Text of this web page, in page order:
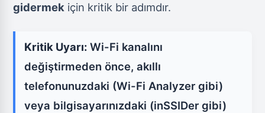
gidermek için kritik bir adımdır.
Kritik Uyarı: Wi-Fi kanalını
değiştirmeden önce, akıllı
telefonunuzdaki (Wi-Fi Analyzer gibi)
veya bilgisayarınızdaki (inSSIDer gibi)